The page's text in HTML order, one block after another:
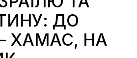
ДО
ХАМАС, НА